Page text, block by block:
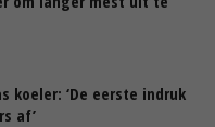
koeler: ‘De eerste indruk
af’